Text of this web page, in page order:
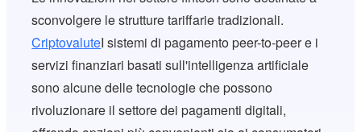
sconvolgere le strutture tariffarie tradizionali.
CriptovaluteI sistemi di pagamento peer-to-peer e i
servizi finanziari basati sull'intelligenza artificiale
sono alcune delle tecnologie che possono
rivoluzionare il settore dei pagamenti digitali,